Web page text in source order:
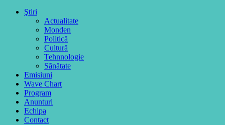
Ştiri
Actualitate
Monden
Politică
Cultură
Tehnnologie
Sănătate
Emisiuni
Wave Chart
Program
Anunturi
Echipa
Contact